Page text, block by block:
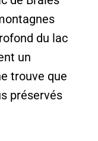
du lac
un
trouve que
préservés